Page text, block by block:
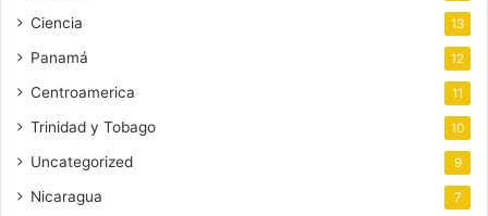
Ciencia 13
Panamá 12
Centroamerica 11
Trinidad y Tobago 10
Uncategorized 9
Nicaragua 7